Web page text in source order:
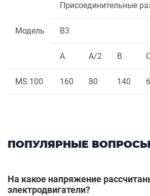
Модель
Присоединительные
B3
A A/2 B
MS 100 160 80 140
ПОПУЛЯРНЫЕ ВОПРОСЫ
На какое напряжение
электродвигатели?